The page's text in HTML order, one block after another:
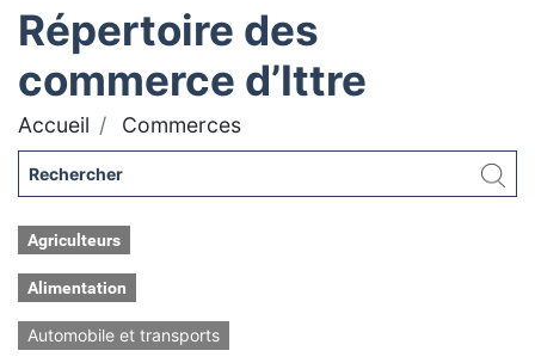
Répertoire des
commerce d’Ittre
Accueil Commerces
Agriculteurs
Alimentation
Automobile et transports